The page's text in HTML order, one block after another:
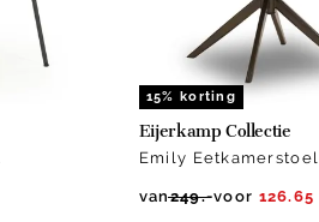
15% korting
Eijerkamp Collectie
Emily Eetkamerstoel
van249.-voor 126.65